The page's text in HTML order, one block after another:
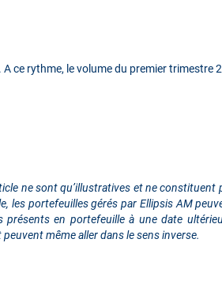
ce rythme, le volume du premier trimestre
ne sont qu’illustratives et ne constituent
les portefeuilles gérés par Ellipsis AM
en portefeuille à une date
même aller dans le sens inverse.